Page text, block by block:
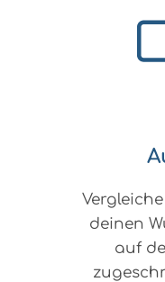
deinen
auf